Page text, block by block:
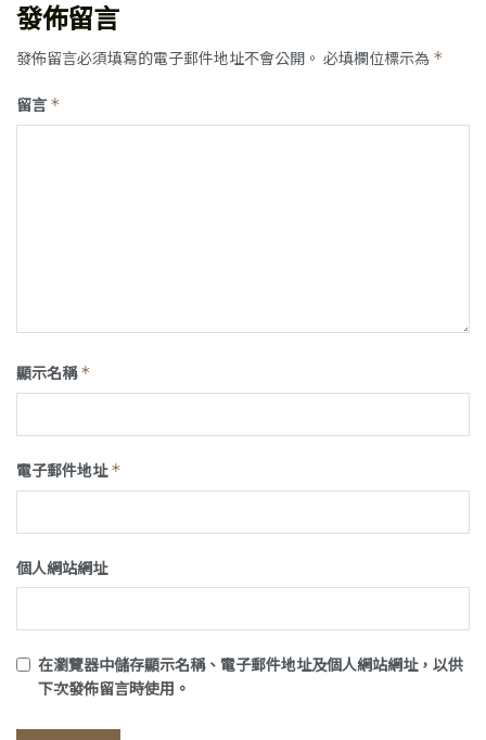
發佈留言
發佈留言必須填寫的電子郵件地址不會公開。 必填欄位標示為 *
留言 *
顯示名稱*
電子郵件地址*
個人網站網址
在瀏覽器中儲存顯示名稱、電子郵件地址及個人網站網址，以供
下次發佈留言時使用。